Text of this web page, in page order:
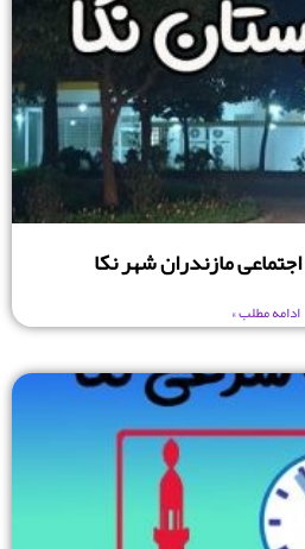
مازندران شهر نکا
ادامه مطلب »